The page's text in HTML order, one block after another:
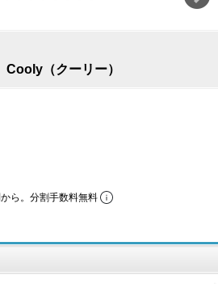
（クーリー）
から。分割手数料無料